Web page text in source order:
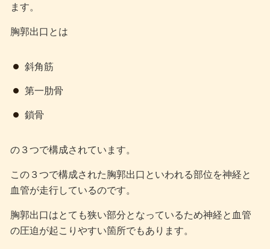
ます。
胸郭出口とは
斜角筋
第一肋骨
鎖骨
の３つで構成されています。
この３つで構成された胸郭出口といわれる部位を神経と
血管が走行しているのです。
胸郭出口はとても狭い部分となっているため神経と血管
の圧迫が起こりやすい箇所でもあります。